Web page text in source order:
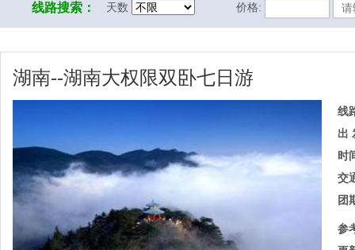
线路搜索： 天数 价格:
湖南--湖南大权限双卧七日游
线
出
时
交
团
参